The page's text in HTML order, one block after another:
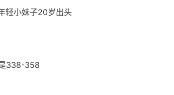
轻小妹子20岁出头
338-358